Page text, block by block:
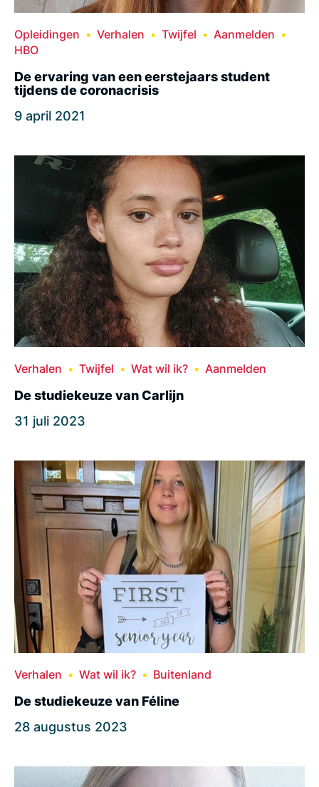
Opleidingen Verhalen Twijfel
Aanmelden
HBO
De ervaring van een eerstejaars student
tijdens de coronacrisis
9 april 2021
Verhalen Twijfel Wat wil ik? Aanmelden
De studiekeuze van Carlijn
31 juli 2023
Verhalen Wat wil ik? Buitenland
De studiekeuze van Féline
28 augustus 2023